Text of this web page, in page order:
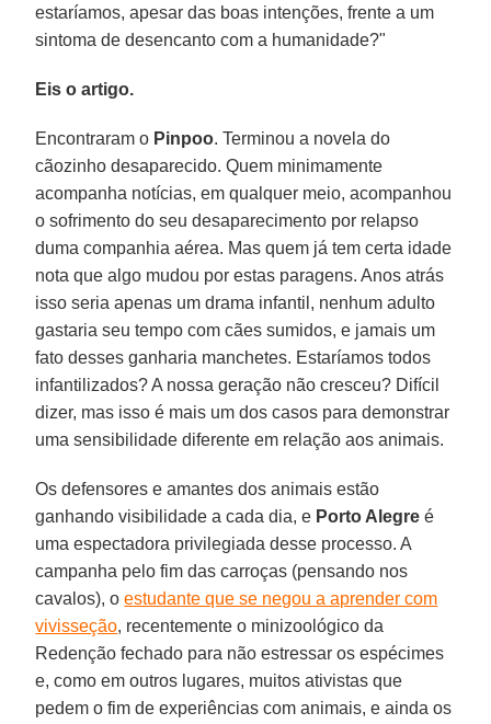
estaríamos, apesar das boas intenções, frente a um
sintoma de desencanto com a humanidade?"
Eis o artigo.
Encontraram o Pinpoo. Terminou a novela do
cãozinho desaparecido. Quem minimamente
acompanha notícias, em qualquer meio, acompanhou
o sofrimento do seu desaparecimento por relapso
duma companhia aérea. Mas quem já tem certa idade
nota que algo mudou por estas paragens. Anos atrás
isso seria apenas um drama infantil, nenhum adulto
gastaria seu tempo com cães sumidos, e jamais um
fato desses ganharia manchetes. Estaríamos todos
infantilizados? A nossa geração não cresceu? Difícil
dizer, mas isso é mais um dos casos para demonstrar
uma sensibilidade diferente em relação aos animais.
Os defensores e amantes dos animais estão
ganhando visibilidade a cada dia, e Porto Alegre é
uma espectadora privilegiada desse processo. A
campanha pelo fim das carroças (pensando nos
cavalos), oestudante que se negou a aprender com
vivisseção, recentemente o minizoológico da
Redenção fechado para não estressar os espécimes
e, como em outros lugares, muitos ativistas que
pedem o fim de experiências com animais, e ainda os